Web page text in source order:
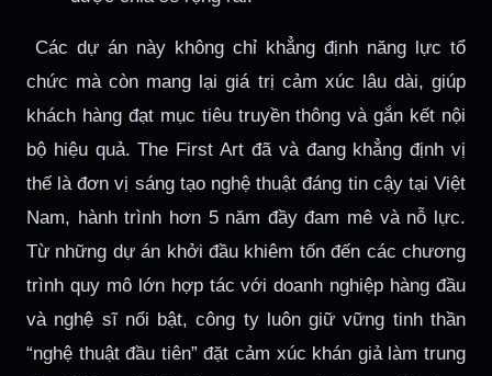
Các dự án này không chỉ khẳng định năng lực tổ
chức mà còn mang lại giá trị cảm xúc lâu dài, giúp
khách hàng đạt mục tiêu truyền thông và gắn kết nội
bộ hiệu quả. The First Art đã và đang khẳng định vị
thế là đơn vị sáng tạo nghệ thuật đáng tin cậy tại Việt
Nam, hành trình hơn 5 năm đầy đam mê và nỗ lực.
Từ những dự án khởi đầu khiêm tốn đến các chương
trình quy mô lớn hợp tác với doanh nghiệp hàng đầu
và nghệ sĩ nổi bật, công ty luôn giữ vững tinh thần
“nghệ thuật đầu tiên” đặt cảm xúc khán giả làm trung